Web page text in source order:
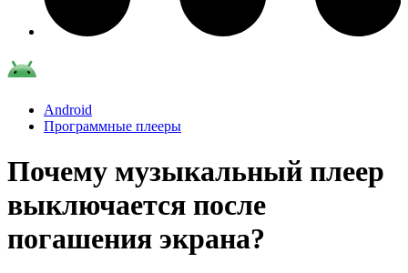
Android
Программные плееры
Почему музыкальный плеер
выключается после
погашения экрана?